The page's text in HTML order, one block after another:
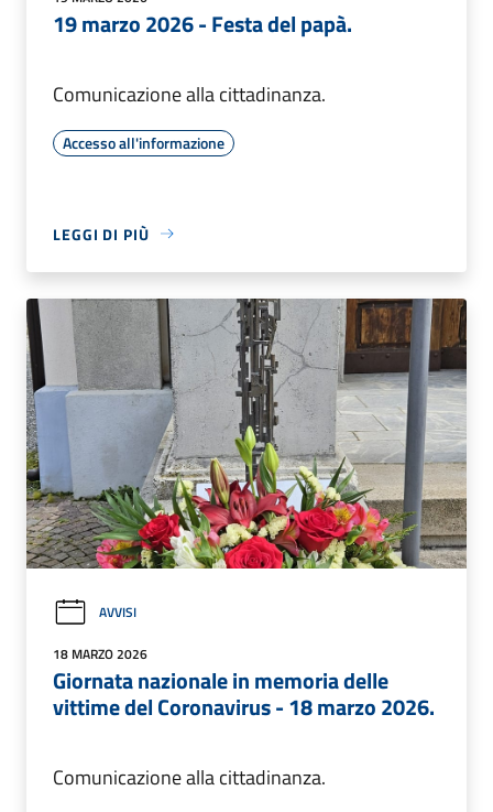
19 marzo 2026 - Festa del papà.
Comunicazione alla cittadinanza.
Accesso all'informazione
LEGGI DI PIÙ
AVVISI
18 MARZO 2026
Giornata nazionale in memoria delle
vittime del Coronavirus - 18 marzo 2026.
Comunicazione alla cittadinanza.